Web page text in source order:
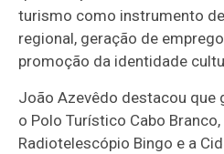
turismo como instrumento
regional, geração de
promoção da identidade
João Azevêdo destacou
o Polo Turístico Cabo
Radiotelescópio Bingo e a